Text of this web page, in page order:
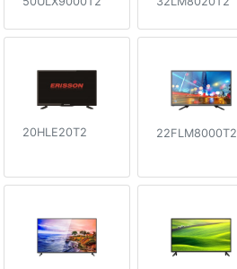
20HLE20T2
22FLM8000T2